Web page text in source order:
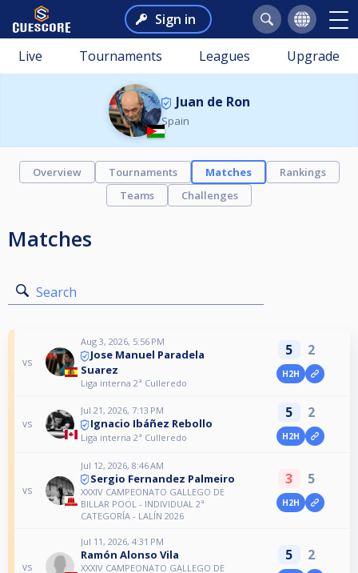
Sign in
Live Tournaments Leagues Upgrade
Juan de Ron
Spain
Overview Tournaments Matches
Rankings
Teams
Challenges
Matches
Search
vs
Aug 3, 2026, 5:56 PM
Jose Manuel Paradela
Suarez
Liga interna 2ª Culleredo
5 2
H2H
vs
Jul 21, 2026, 7:13 PM
Ignacio Ibáñez Rebollo
Liga interna 2ª Culleredo
5 2
H2H
vs
Jul 12, 2026, 8:46 AM
Sergio Fernandez Palmeiro
XXXIV CAMPEONATO GALLEGO DE
BILLAR POOL - INDIVIDUAL 2ª
CATEGORÍA - LALÍN 2026
3 5
H2H
vs
Jul 11, 2026, 4:31 PM
Ramón Alonso Vila
XXXIV CAMPEONATO GALLEGO DE
5 2